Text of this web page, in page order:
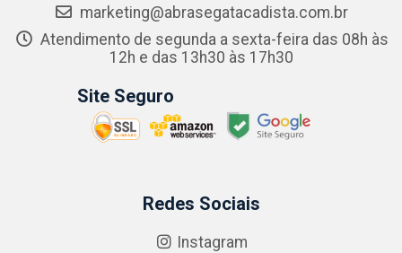
marketing@abrasegatacadista.com.br
Atendimento de segunda a sexta-feira das 08h às
12h e das 13h30 às 17h30
Site Seguro
Redes Sociais
Instagram